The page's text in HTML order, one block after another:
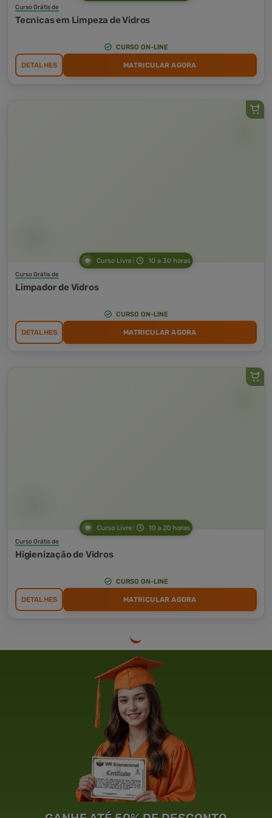
Curso Grátis de
Tecnicas em Limpeza de Vidros
CURSO ON-LINE
DETALHES MATRICULAR AGORA
Curso Livre 10 a 30 horas
Curso Grátis de
Limpador de Vidros
CURSO ON-LINE
DETALHES MATRICULAR AGORA
Curso Livre 10 a 20 horas
Curso Grátis de
Higienização de Vidros
CURSO ON-LINE
DETALHES MATRICULAR AGORA